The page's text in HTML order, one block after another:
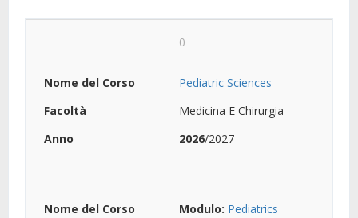
0
Pediatric Sciences
Medicina E Chirurgia
2026/2027
Modulo: Pediatrics